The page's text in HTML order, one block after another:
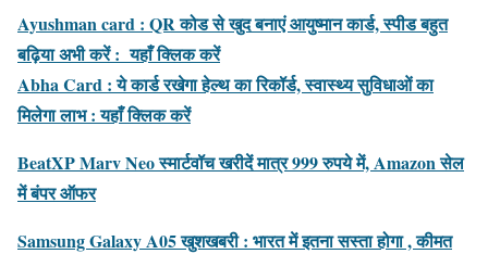
Ayushman card : QR कोड से खुद बनाएं आयुष्मान कार्ड, स्पीड बहुत
बढ़िया अभी करें : यहाँ क्लिक करें
Abha Card : ये कार्ड रखेगा हेल्थ का रिकॉर्ड, स्वास्थ्य सुविधाओं का
मिलेगा लाभ : यहाँ क्लिक करें
BeatXP Marv Neo स्मार्टवॉच खरीदें मात्र 999 रुपये में, Amazon सेल
में बंपर ऑफर
Samsung Galaxy A05 खुशखबरी : भारत में इतना सस्ता होगा , कीमत